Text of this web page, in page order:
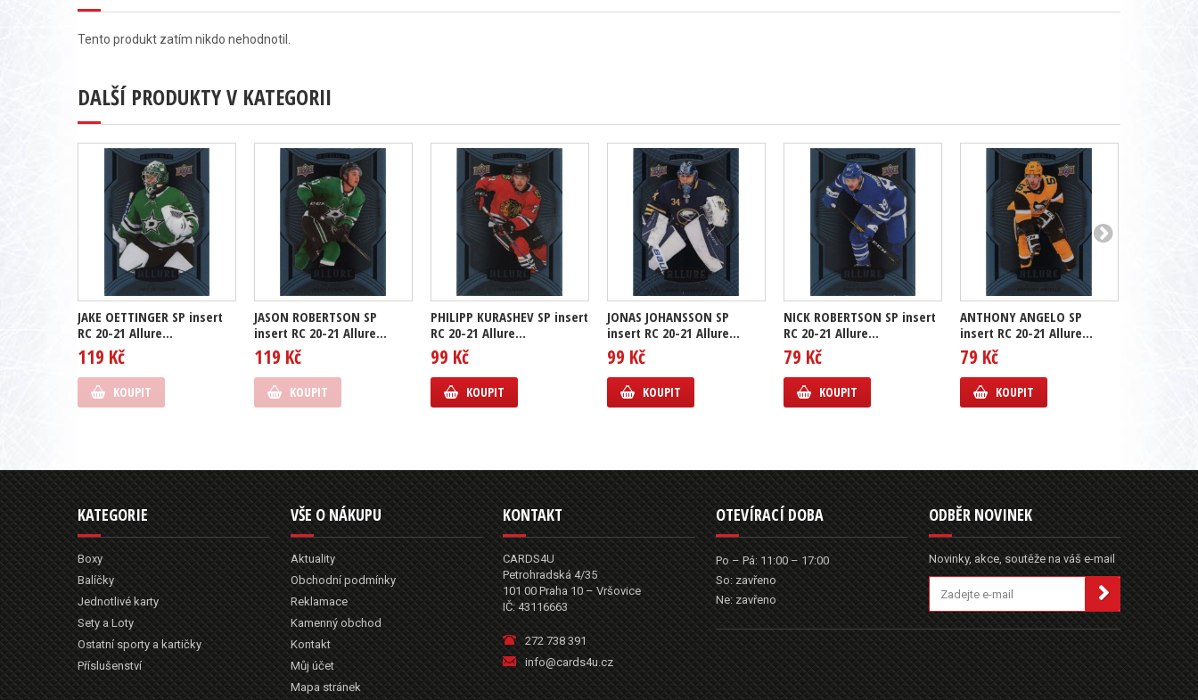
Tento produkt zatím nikdo nehodnotil.
DALŠÍ PRODUKTY V KATEGORII
JAKE OETTINGER SP insert
RC 20-21 Allure...
119 Kč
KOUPIT
JASON ROBERTSON SP
insert RC 20-21 Allure...
119 Kč
KOUPIT
PHILIPP KURASHEV SP insert
RC 20-21 Allure...
99 Kč
KOUPIT
JONAS JOHANSSON SP
insert RC 20-21 Allure...
99 Kč
KOUPIT
NICK ROBERTSON SP insert
RC 20-21 Allure...
79 Kč
KOUPIT
ANTHONY ANGELO SP
insert RC 20-21 Allure...
79 Kč
KOUPIT
KATEGORIE
Boxy
Balíčky
Jednotlivé karty
Sety a Loty
Ostatní sporty a kartičky
Příslušenství
VŠE O NÁKUPU
Aktuality
Obchodní podmínky
Reklamace
Kamenný obchod
Kontakt
Můj účet
Mapa stránek
KONTAKT
CARDS4U
Petrohradská 4/35
101 00 Praha 10 – Vršovice
IČ: 43116663
272 738 391
info@cards4u.cz
OTEVÍRACÍ DOBA
Po – Pá: 11:00 – 17:00
So: zavřeno
Ne: zavřeno
ODBĚR NOVINEK
Novinky, akce, soutěže na váš e-mail